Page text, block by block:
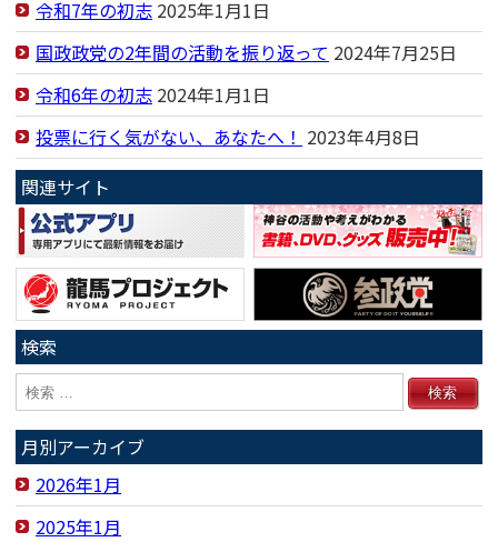
令和7年の初志 2025年1月1日
国政政党の2年間の活動を振り返って 2024年7月25日
令和6年の初志 2024年1月1日
投票に行く気がない、あなたへ！ 2023年4月8日
関連サイト
検索
月別アーカイブ
2026年1月
2025年1月